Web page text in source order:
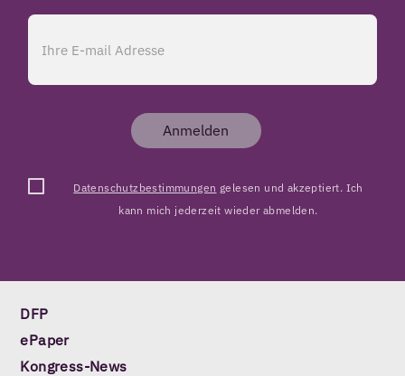
Anmelden
Datenschutzbestimmungen gelesen und akzeptiert. Ich
kann mich jederzeit wieder abmelden.
DFP
ePaper
Kongress-News